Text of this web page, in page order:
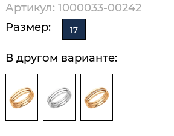
Артикул: 1000033-00242
Размер:
17
В другом варианте: